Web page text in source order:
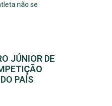
não se
JÚNIOR DE
PAÍS